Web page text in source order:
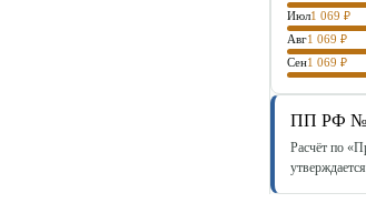
Июл1 069 ₽
Авг1 069 ₽
Сен1 069 ₽
ПП РФ №
Расчёт по